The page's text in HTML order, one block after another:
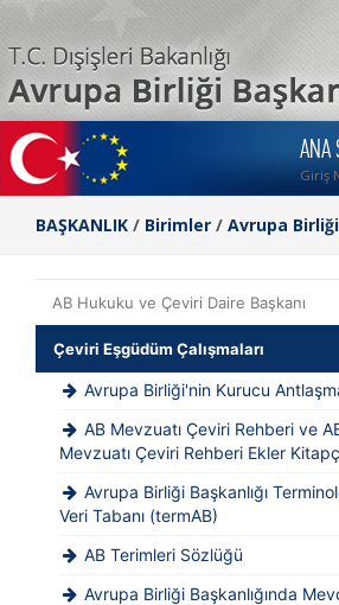
ANA
Giriş
BAŞKANLIK / Birimler / Avrupa
AB Hukuku ve Çeviri Daire Başkanı
Çeviri Eşgüdüm Çalışmaları
Avrupa Birliği'nin Kurucu
AB Mevzuatı Çeviri Rehberi ve
Mevzuatı Çeviri Rehberi Ekler
Avrupa Birliği Başkanlığı
Veri Tabanı (termAB)
AB Terimleri Sözlüğü
Avrupa Birliği Başkanlığında